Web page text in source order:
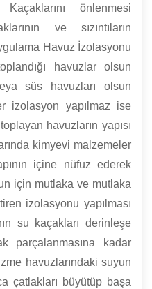
önlenmesi
ve sızıntıların
Havuz İzolasyonu
havuzlar olsun
süs havuzları olsun
izolasyon yapılmaz ise
havuzların yapısı
kimyevi malzemeler
içine nüfuz ederek
için mutlaka ve mutlaka
izolasyonu yapılması
su kaçakları derinleşe
parçalanmasına kadar
havuzlarındaki suyun
çatlakları büyütüp başa